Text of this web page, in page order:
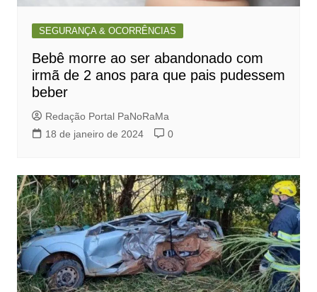
SEGURANÇA & OCORRÊNCIAS
Bebê morre ao ser abandonado com
irmã de 2 anos para que pais pudessem
beber
Redação Portal PaNoRaMa
18 de janeiro de 2024
0